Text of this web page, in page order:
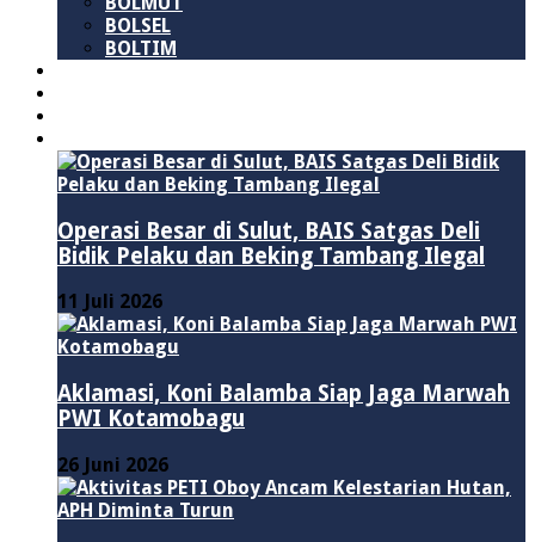
BOLSEL
BOLTIM
Operasi Besar di Sulut, BAIS Satgas Deli
Bidik Pelaku dan Beking Tambang Ilegal
11 Juli 2026
Aklamasi, Koni Balamba Siap Jaga Marwah
PWI Kotamobagu
26 Juni 2026